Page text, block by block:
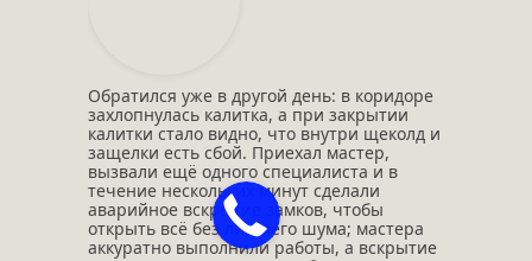
Обратился уже в другой день: в коридоре
захлопнулась калитка, а при закрытии
калитки стало видно, что внутри щеколд и
защелки есть сбой. Приехал мастер,
вызвали ещё одного специалиста и в
течение нескольких минут сделали
аварийное вскрытие замков, чтобы
открыть всё без лишнего шума; мастера
аккуратно выполнили работы, а вскрытие